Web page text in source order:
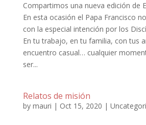
Compartimos una nueva edición de
En esta ocasión el Papa Francisco
con la especial intención por los
En tu trabajo, en tu familia, con tus
encuentro casual… cualquier
ser...
Relatos de misión
by mauri | Oct 15, 2020 |